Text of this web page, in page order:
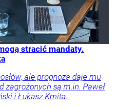
stracić mandaty.
ale prognoza daje mu
zagrożonych są m.in. Paweł
i Łukasz Kmita.